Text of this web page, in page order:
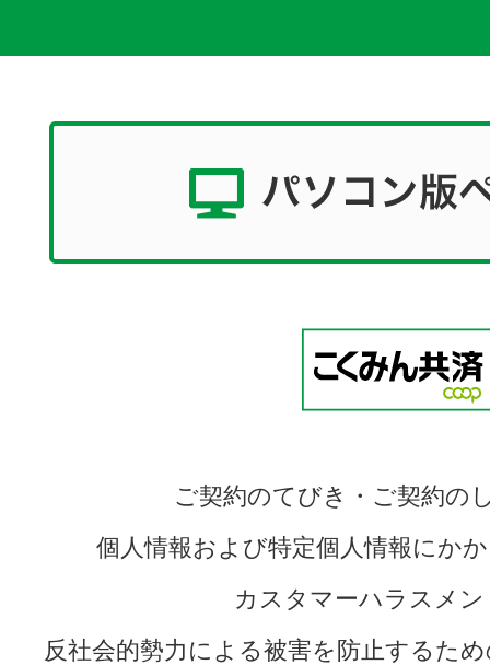
ご契約のてびき・ご契約の
個人情報および特定個人情報にか
カスタマーハラスメ
反社会的勢力による被害を防止するた